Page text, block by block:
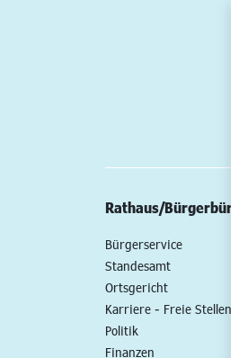
Rathaus/Bürgerbüro
Bürgerservice
Standesamt
Ortsgericht
Karriere - Freie Stellen
Politik
Finanzen